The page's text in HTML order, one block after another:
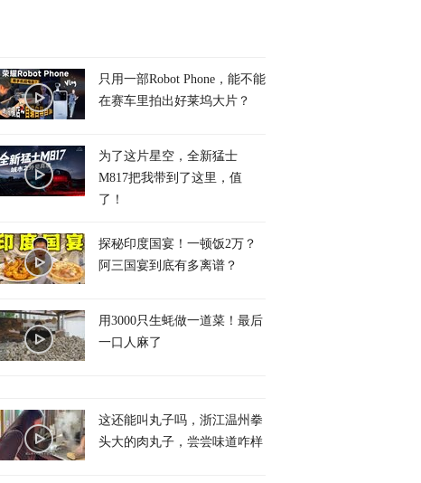
只用一部Robot Phone，能不能
在赛车里拍出好莱坞大片？
为了这片星空，全新猛士
M817把我带到了这里，值
了！
探秘印度国宴！一顿饭2万？
阿三国宴到底有多离谱？
用3000只生蚝做一道菜！最后
一口人麻了
这还能叫丸子吗，浙江温州拳
头大的肉丸子，尝尝味道咋样